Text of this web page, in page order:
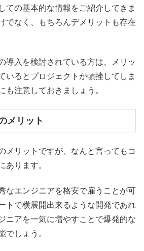
ての基本的な情報をご紹介してきま
でなく、もちろんデメリットも存在
導入を検討されている方は、メリッ
いるとプロジェクトが頓挫してしま
も注意しておきましょう。
メリット
メリットですが、なんと言ってもコ
あります。
なエンジニアを格安で雇うことが可
トで横展開出来るような開発であれ
ニアを一気に増やすことで爆発的な
でしょう。